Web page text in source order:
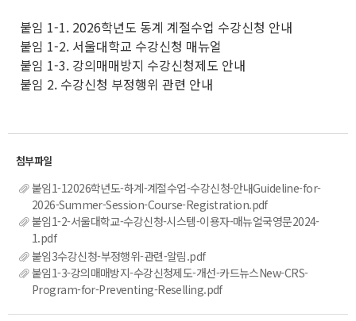
붙임 1-1. 2026학년도 동계 계절수업 수강신청 안내
붙임 1-2. 서울대학교 수강신청 매뉴얼
붙임 1-3. 강의매매방지 수강신청제도 안내
붙임 2. 수강신청 부정행위 관련 안내
붙임1-12026학년도-하계-계절수업-수강신청-안내Guideline-for-
2026-Summer-Session-Course-Registration.pdf
붙임1-2-서울대학교-수강신청-시스템-이용자-매뉴얼국영문2024-
1.pdf
붙임3수강신청-부정행위-관련-알림.pdf
붙임1-3-강의매매방지-수강신청제도-개선-카드뉴스New-CRS-
Program-for-Preventing-Reselling.pdf